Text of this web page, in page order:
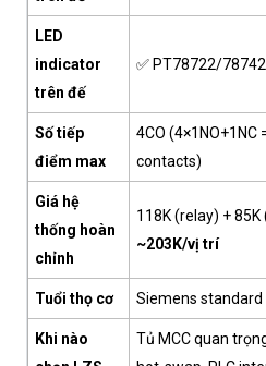
LED
indicator
trên đế
✅ PT78722/78742
Số tiếp
điểm max
4CO (4×1NO+1NC
contacts)
Giá hệ
thống hoàn
chỉnh
118K (relay) + 85K
~203K/vị trí
Tuổi thọ cơ Siemens standard
Khi nào
Tủ MCC quan